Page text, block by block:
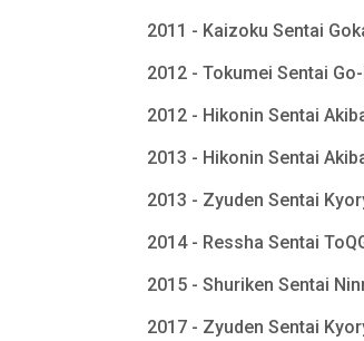
2011 - Kaizoku Sentai
2012 - Tokumei Sentai
2012 - Hikonin Sentai
2013 - Hikonin Sentai
2013 - Zyuden Sentai
2014 - Ressha Sentai
2015 - Shuriken Sentai
2017 - Zyuden Sentai